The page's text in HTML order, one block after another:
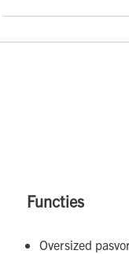
Functies
Oversized